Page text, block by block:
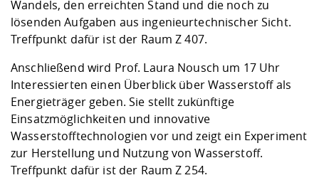
Wandels, den erreichten Stand und die noch zu
lösenden Aufgaben aus ingenieurtechnischer Sicht.
Treffpunkt dafür ist der Raum Z 407.
Anschließend wird Prof. Laura Nousch um 17 Uhr
Interessierten einen Überblick über Wasserstoff als
Energieträger geben. Sie stellt zukünftige
Einsatzmöglichkeiten und innovative
Wasserstofftechnologien vor und zeigt ein Experiment
zur Herstellung und Nutzung von Wasserstoff.
Treffpunkt dafür ist der Raum Z 254.